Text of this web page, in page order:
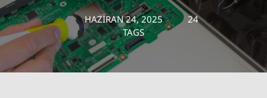
HAZIRAN 24, 2025
24
TAGS